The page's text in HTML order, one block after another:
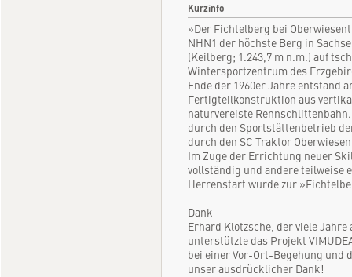
Kurzinfo
»Der Fichtelberg bei
NHN1 der höchste Berg in
(Keilberg; 1.243,7 m n.m.) auf
Wintersportzentrum des
Ende der 1960er Jahre entstand
Fertigteilkonstruktion aus
naturvereiste
durch den Sportstättenbetrieb
durch den SC Traktor
Im Zuge der Errichtung neuer
vollständig und andere teilweise
Herrenstart wurde zur
Dank
Erhard Klotzsche, der viele
unterstützte das Projekt
bei einer Vor-Ort-Begehung und
unser ausdrücklicher Dank!